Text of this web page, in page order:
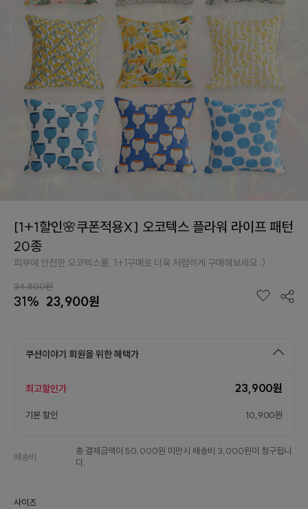
[1+1할인🌸쿠폰적용X] 오코텍스 플라워 라이프 패턴
20종
피부에 안전한 오코텍스를, 1+1구매로 더욱 저렴하게 구매해보세요 :)
34,800원
31% 23,900원
쿠션이야기 회원을 위한 혜택가
최고할인가 23,900원
기본 할인 10,900원
배송비
총 결제금액이 50,000원 미만시 배송비 3,000원이 청구됩니
다.
사이즈